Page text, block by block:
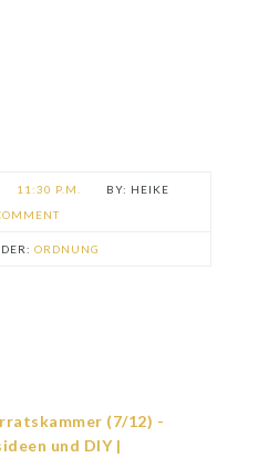
11:30 P.M.
HEIKE
ORDNUNG
(7/12) -
und DIY |